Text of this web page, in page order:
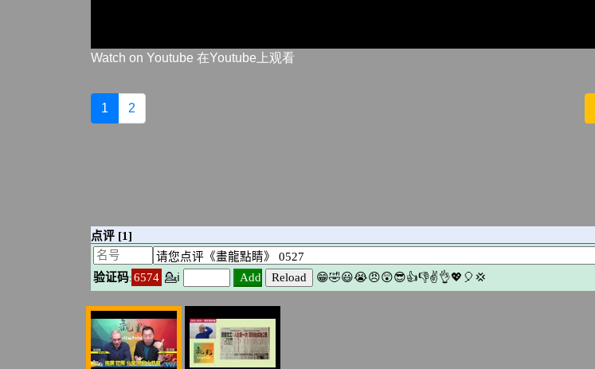
Watch on Youtube 在Youtube上观看
1 2